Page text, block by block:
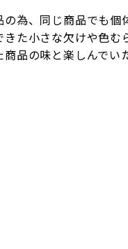
為、同じ商品でも個
た小さな欠けや色む
品の味と楽しんでい